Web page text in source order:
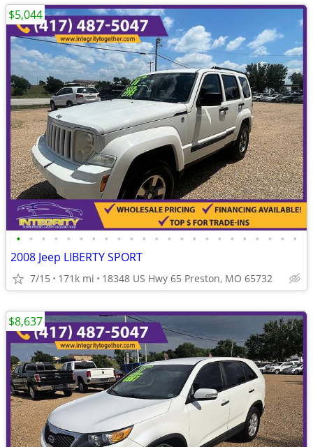
• • • • • • • • • • • • • • • • • • • • • • •
2008 Jeep LIBERTY SPORT
7/15 171k mi 18348 US Hwy 65 Preston, MO 65732
$5,044
$8,637